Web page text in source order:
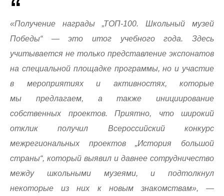
«Получение награды „ТОП-100. Школьный музей
Победы“ — это итог учебного года. Здесь
учитывается не только представление экспонатов
на специальной площадке программы, но и участие
в мероприятиях и активностях, которые
мы предлагаем, а также инициирование
собственных проектов. Приятно, что широкий
отклик получил Всероссийский конкурс
межрегиональных проектов „История большой
страны“, который выявил и давнее сотрудничество
между школьными музеями, и подтолкнул
некоторые из них к новым знакомствам», —